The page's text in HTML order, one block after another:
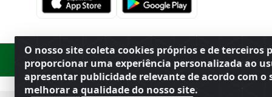
O nosso site coleta cookies próprios e de terceiros
proporcionar uma experiência personalizada ao
apresentar publicidade relevante de acordo com o
melhorar a qualidade do nosso site.
Rod. SP-215, s/n, km 98 — Área Rural Porto Ferreira/ ·